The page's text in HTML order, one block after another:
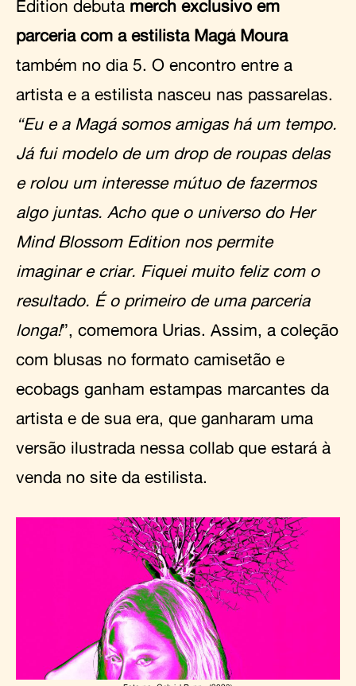
Edition debuta merch exclusivo em
parceria com a estilista Magá Moura
também no dia 5. O encontro entre a
artista e a estilista nasceu nas passarelas.
“Eu e a Magá somos amigas há um tempo.
Já fui modelo de um drop de roupas delas
e rolou um interesse mútuo de fazermos
algo juntas. Acho que o universo do Her
Mind Blossom Edition nos permite
imaginar e criar. Fiquei muito feliz com o
resultado. É o primeiro de uma parceria
longa!”, comemora Urias. Assim, a coleção
com blusas no formato camisetão e
ecobags ganham estampas marcantes da
artista e de sua era, que ganharam uma
versão ilustrada nessa collab que estará à
venda no site da estilista.